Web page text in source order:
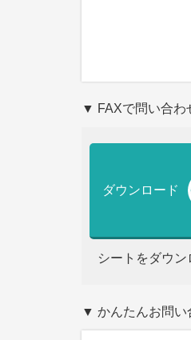
▼ FAXで問い合わ
ダウンロード
シートをダウン
▼ かんたんお問い